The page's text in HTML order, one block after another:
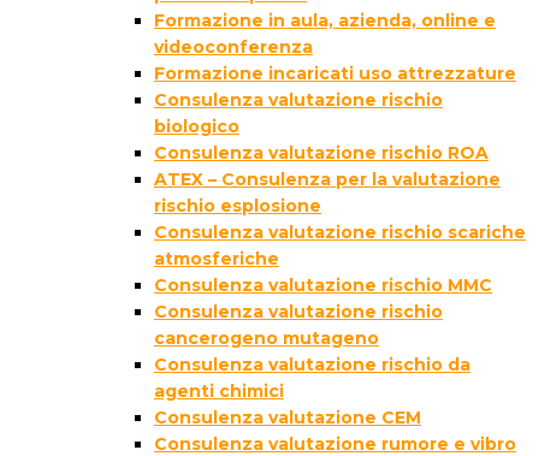
Formazione in aula, azienda, online e
videoconferenza
Formazione incaricati uso attrezzature
Consulenza valutazione rischio
biologico
Consulenza valutazione rischio ROA
ATEX – Consulenza per la valutazione
rischio esplosione
Consulenza valutazione rischio scariche
atmosferiche
Consulenza valutazione rischio MMC
Consulenza valutazione rischio
cancerogeno mutageno
Consulenza valutazione rischio da
agenti chimici
Consulenza valutazione CEM
Consulenza valutazione rumore e vibro